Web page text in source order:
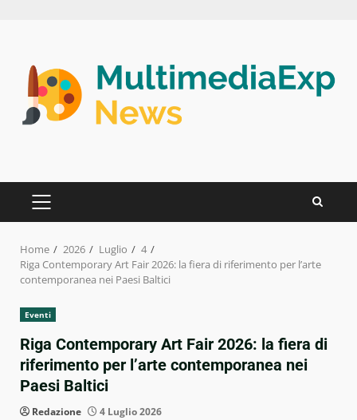
content
PRIMARY
MENU
Home 2026 Luglio
4
Riga Contemporary Art Fair 2026: la fiera di riferimento per l’arte
contemporanea nei Paesi Baltici
Eventi
Riga Contemporary Art Fair 2026: la fiera di
riferimento per l’arte contemporanea nei
Paesi Baltici
Redazione 4 Luglio 2026